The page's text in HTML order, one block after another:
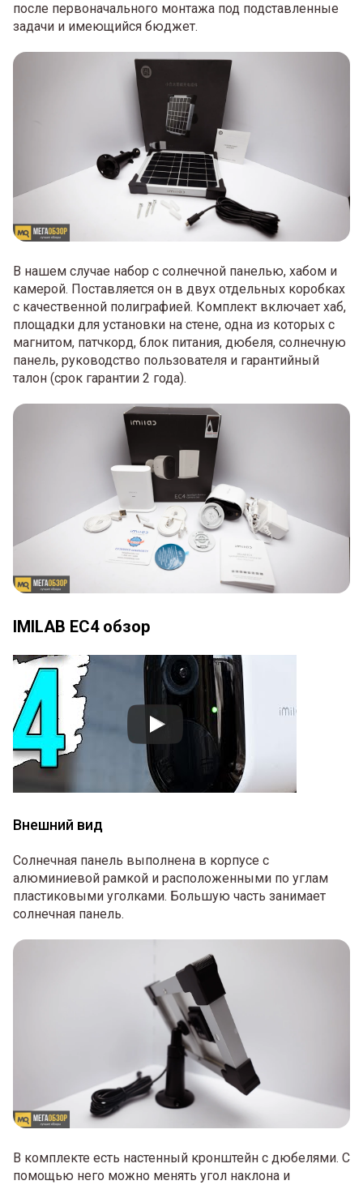
после первоначального монтажа под подставленные
задачи и имеющийся бюджет.
В нашем случае набор с солнечной панелью, хабом и
камерой. Поставляется он в двух отдельных коробках
с качественной полиграфией. Комплект включает хаб,
площадки для установки на стене, одна из которых с
магнитом, патчкорд, блок питания, дюбеля, солнечную
панель, руководство пользователя и гарантийный
талон (срок гарантии 2 года).
IMILAB EC4 обзор
Внешний вид
Солнечная панель выполнена в корпусе с
алюминиевой рамкой и расположенными по углам
пластиковыми уголками. Большую часть занимает
солнечная панель.
В комплекте есть настенный кронштейн с дюбелями. С
помощью него можно менять угол наклона и